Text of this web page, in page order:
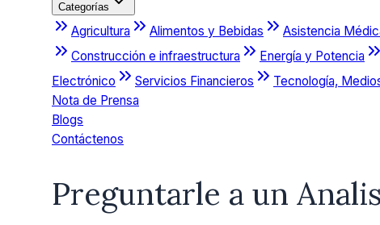
Categorías
Agricultura Alimentos y Bebidas Asistencia
Construcción e infraestructura
Energía y Potencia
Electrónico
Servicios Financieros Tecnología,
Nota de Prensa
Blogs
Contáctenos
Preguntarle a un